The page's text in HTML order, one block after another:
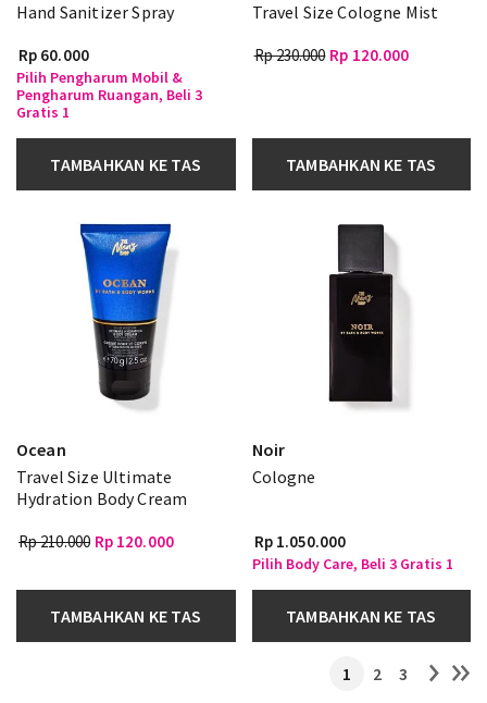
Hand Sanitizer Spray
Rp 60.000
Pilih Pengharum Mobil &
Pengharum Ruangan, Beli 3
Gratis 1
TAMBAHKAN KE TAS
Travel Size Cologne Mist
Rp 230.000 Rp 120.000
TAMBAHKAN KE TAS
Ocean
Travel Size Ultimate
Hydration Body Cream
Rp 210.000 Rp 120.000
TAMBAHKAN KE TAS
Noir
Cologne
Rp 1.050.000
Pilih Body Care, Beli 3 Gratis 1
TAMBAHKAN KE TAS
1 2 3